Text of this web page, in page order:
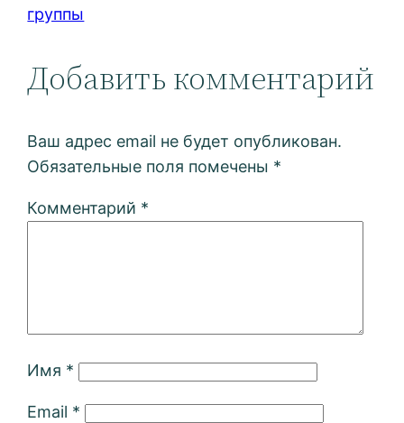
группы
Добавить комментарий
Ваш адрес email не будет опубликован.
Обязательные поля помечены *
Комментарий *
Имя *
Email *